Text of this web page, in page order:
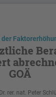
GOÄ
rer. nat. Peter